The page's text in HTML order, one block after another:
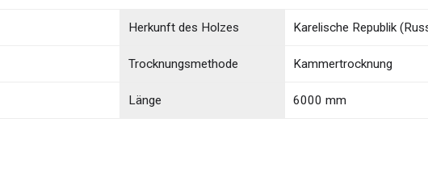
Herkunft des Holzes Karelische Republik
Trocknungsmethode Kammertrocknung
Länge 6000 mm